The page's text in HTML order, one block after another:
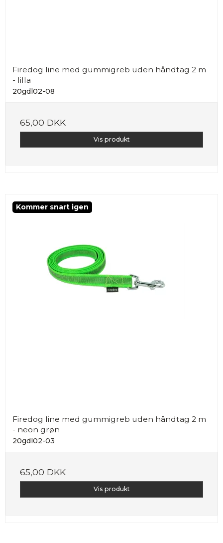
Firedog line med gummigreb uden håndtag 2 m
- lilla
20gdl02-08
65,00 DKK
Vis produkt
Kommer snart igen
Firedog line med gummigreb uden håndtag 2 m
- neon grøn
20gdl02-03
65,00 DKK
Vis produkt